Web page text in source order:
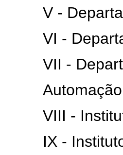
V -
VI -
VII -
VIII -
IX -